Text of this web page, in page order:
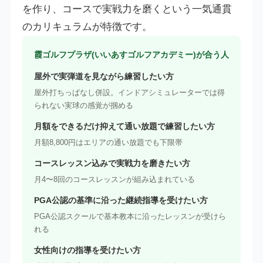
を作り、コースで実戦力を磨くという一気通貫
のカリキュラムが特徴です。
霞ゴルフプラザ(いいあすゴルフアカデミー)が合う人
屋外で実弾道を見ながら練習したい方
屋外打ちっぱなし併設。インドアシミュレーターでは得
られない実球の感覚が掴める
月額をできるだけ抑えて通い放題で練習したい方
月額8,800円はエリアの通い放題でも下限帯
コースレッスン込みで実戦力を磨きたい方
月4〜8回のコースレッスンが組み込まれている
PGA公認の基準に沿った継続指導を受けたい方
PGA公認スクールで基本教本に沿ったレッスンが受けら
れる
女性向けの指導を受けたい方